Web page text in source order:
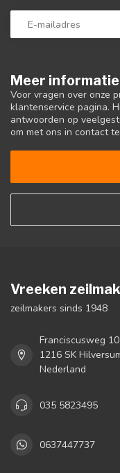
Meer informatie
Voor vragen over onze
klantenservice pagina.
antwoorden op
om met ons in contact
Vreeken
zeilmakers sinds 1948
Franciscusweg
1216 SK
Nederland
035 5823495
0637447737